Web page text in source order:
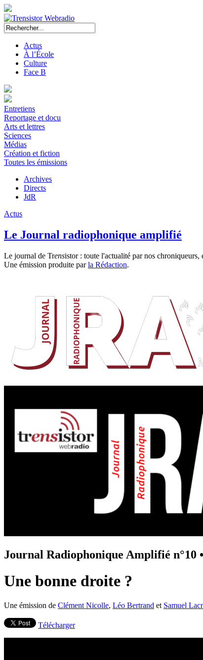
Actus
À l’École
Culture
Face B
Entretiens
Reportage et docu
Arts et lettres
Sciences
Médias
Création et fiction
Toutes les émissions
Archives
Directs
JdR
Actus
Le Journal radiophonique amplifié
Le journal de Trensistor : toute l'actualité par nos
Une émission produite parla Rédaction.
Journal Radiophonique Amplifié n°10 •
Une bonne droite ?
Une émission de Clément Nicolle, Léo Bertrand et Samuel
Télécharger